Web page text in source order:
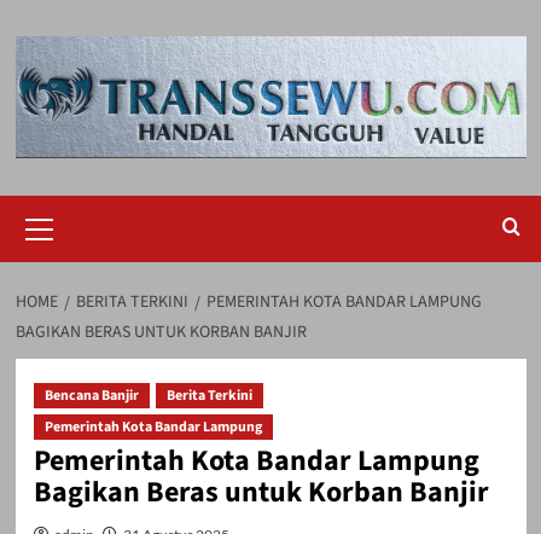
to
content
Menu
HOME BERITA TERKINI
PEMERINTAH KOTA BANDAR LAMPUNG
BAGIKAN BERAS UNTUK KORBAN BANJIR
Bencana Banjir
Berita Terkini
Pemerintah Kota Bandar Lampung
Pemerintah Kota Bandar Lampung
Bagikan Beras untuk Korban Banjir